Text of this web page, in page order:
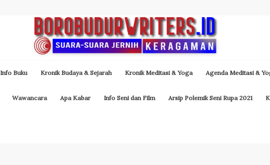
Info Buku Kronik Budaya & Sejarah Kronik Meditasi & Yoga Agenda Meditasi &
Wawancara Apa Kabar Info Seni dan Film Arsip Polemik Seni Rupa 2021